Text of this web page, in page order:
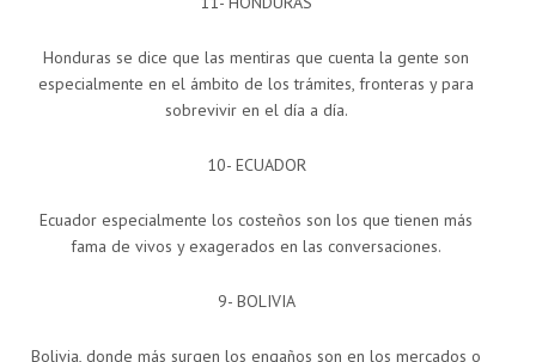
Honduras se dice que las mentiras que cuenta la gente son
especialmente en el ámbito de los trámites, fronteras y para
sobrevivir en el día a día.
10- ECUADOR
Ecuador especialmente los costeños son los que tienen más
fama de vivos y exagerados en las conversaciones.
9- BOLIVIA
Bolivia, donde más surgen los engaños son en los mercados o